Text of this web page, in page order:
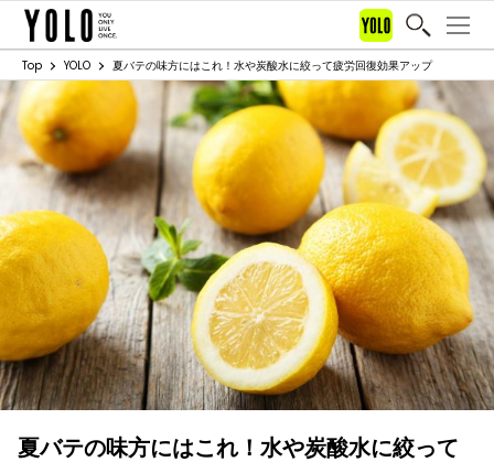
Top YOLO 夏バテの味方にはこれ！水や炭酸水に絞って疲労回復効果アップ
夏バテの味方にはこれ！水や炭酸水に絞って